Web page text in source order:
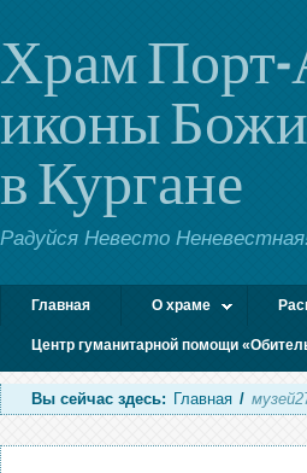
Храм Порт-
иконы
в Кургане
Радуйся Невесто
Главная О храме
Центр гуманитарной помощи
Вы сейчас здесь: Главная /